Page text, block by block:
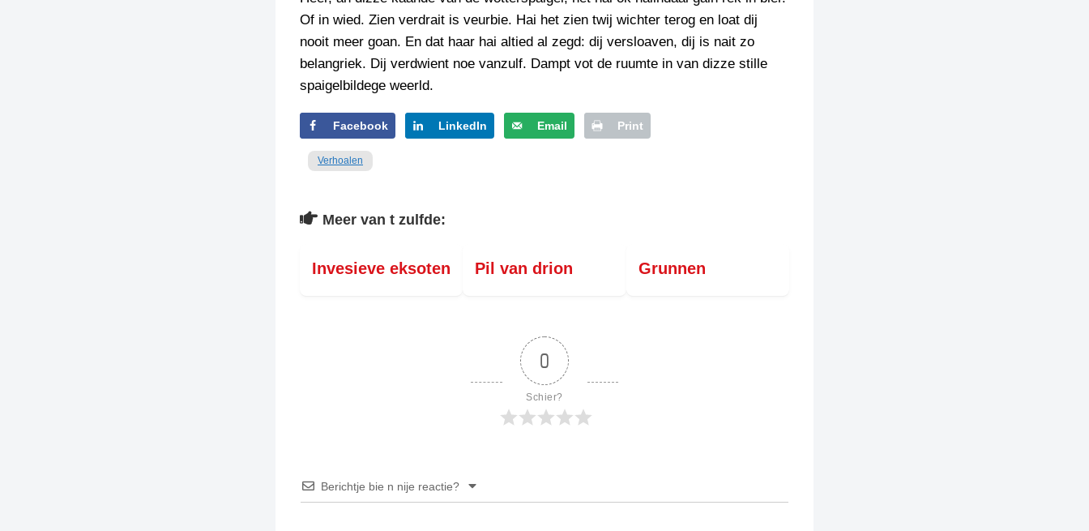
Of in wied. Zien verdrait is veurbie. Hai het zien twij wichter terog en loat dij
nooit meer goan. En dat haar hai altied al zegd: dij versloaven, dij is nait zo
belangriek. Dij verdwient noe vanzulf. Dampt vot de ruumte in van dizze stille
spaigelbildege weerld.
Facebook LinkedIn Email Print
Verhoalen
Meer van t zulfde:
Invesieve eksoten Pil van drion Grunnen
0
Schier?
Berichtje bie n nije reactie?